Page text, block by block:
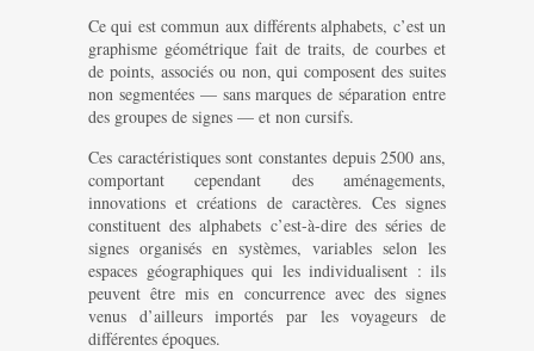
Ce qui est commun aux différents alphabets, c’est un
graphisme géométrique fait de traits, de courbes et
de points, associés ou non, qui composent des suites
non segmentées — sans marques de séparation entre
des groupes de signes — et non cursifs.
Ces caractéristiques sont constantes depuis 2500 ans,
comportant cependant des aménagements,
innovations et créations de caractères. Ces signes
constituent des alphabets c’est-à-dire des séries de
signes organisés en systèmes, variables selon les
espaces géographiques qui les individualisent : ils
peuvent être mis en concurrence avec des signes
venus d’ailleurs importés par les voyageurs de
différentes époques.